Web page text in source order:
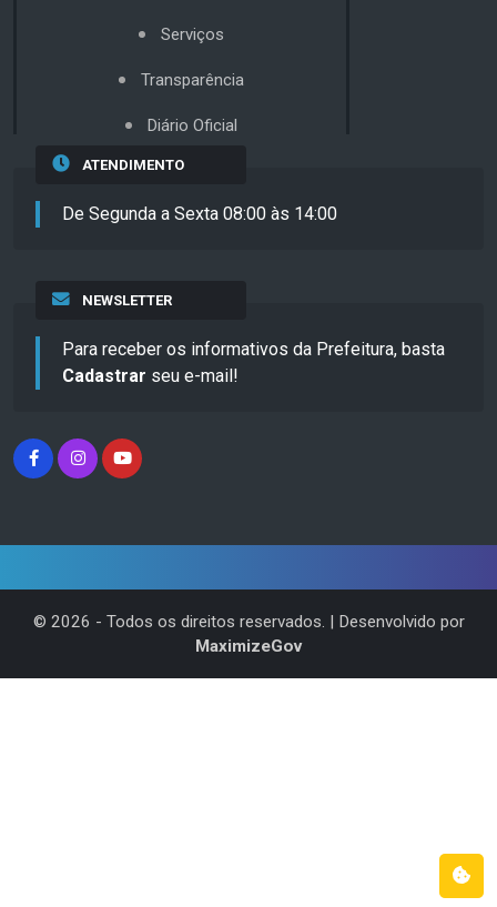
Serviços
Transparência
Diário Oficial
ATENDIMENTO
De Segunda a Sexta 08:00 às 14:00
NEWSLETTER
Para receber os informativos da Prefeitura, basta
Cadastrar seu e-mail!
© 2026 - Todos os direitos reservados. | Desenvolvido por
MaximizeGov